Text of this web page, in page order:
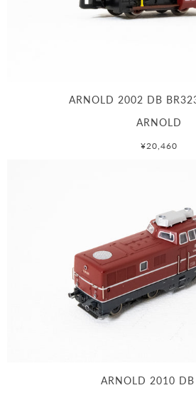
ARNOLD 2002 DB
ARNOLD
¥20,460
ARNOLD 2010 DB